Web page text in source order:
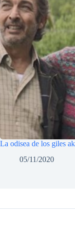
La odisea de los giles
05/11/2020